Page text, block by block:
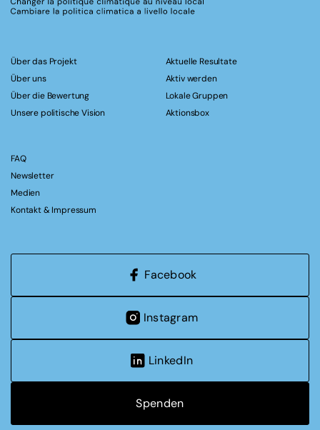
Über das Projekt
Über uns
Über die Bewertung
Unsere politische Vision
Aktuelle Resultate
Aktiv werden
Lokale Gruppen
Aktionsbox
FAQ
Newsletter
Medien
Kontakt & Impressum
Facebook
Instagram
LinkedIn
Spenden